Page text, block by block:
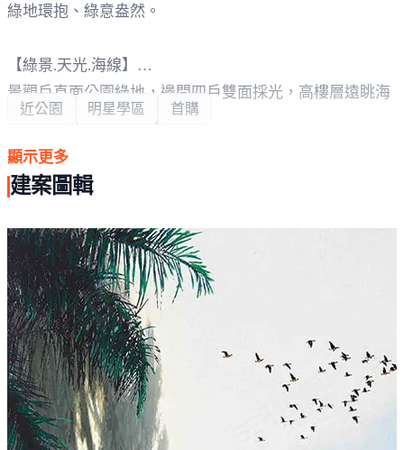
綠地環抱、綠意盎然。
【綠景.天光.海線】
景觀戶直面公園綠地，邊間四戶雙面採光，高樓層遠眺海
景天光，視野心境無限開闊。
【小坪數.精緻宅】
單層六戶，採用德國原裝進口廚具，歐日聯手打造質感衛
浴，精品規格建材，誠意十足好宅。
【AI人臉辨識.智慧全能社區】
全棟AI人臉辨識系統、WAFERGO智慧送餐機器人，免鑰
匙自由進出住家。
【眼光超前.設計周全】
預留線架搭載EMS電能管理系統，當層排水搭配衛浴降
板、當層排氣加裝吸氣閥。
近公園 明星學區 首購
顯示更多
建案圖輯